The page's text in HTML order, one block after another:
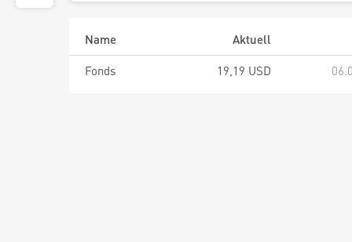
Name
Aktuell
Fonds
19,19 USD